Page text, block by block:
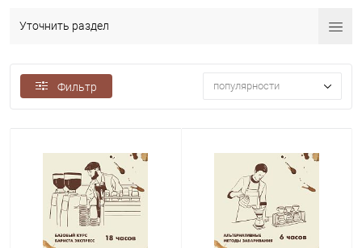
Уточнить раздел
Фильтр популярности